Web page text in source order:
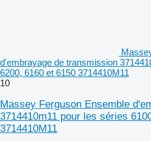
d'embrayage de transmission
6200, 6160 et 6150 3714410M11
10
Massey Ferguson Ensemble
3714410m11 pour les séries
3714410M11